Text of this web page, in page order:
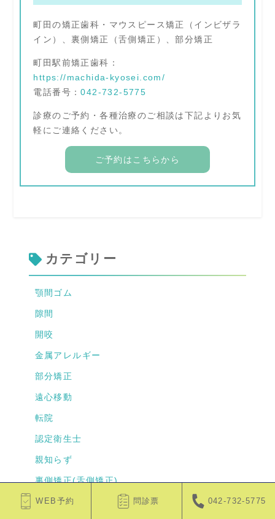
WEB予約 問診票 042-732-5775
町田の矯正歯科・マウスピース矯正（インビザラ
イン）、裏側矯正（舌側矯正）、部分矯正
町田駅前矯正歯科：
https://machida-kyosei.com/
電話番号：042-732-5775
診療のご予約・各種治療のご相談は下記よりお気
軽にご連絡ください。
ご予約はこちらから
カテゴリー
顎間ゴム
隙間
開咬
金属アレルギー
部分矯正
遠心移動
転院
認定衛生士
親知らず
裏側矯正(舌側矯正)
虫歯